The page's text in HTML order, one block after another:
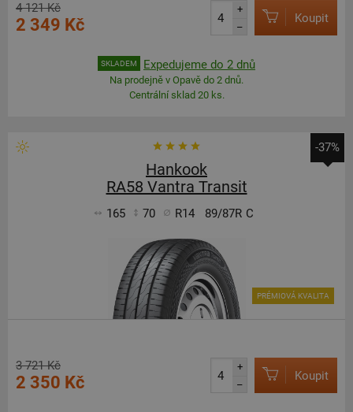
4 121 Kč
2 349 Kč
+
–
Koupit
SKLADEM Expedujeme do 2 dnů
Na prodejně v Opavě do 2 dnů.
Centrální sklad 20 ks.
-37%
Hankook
RA58 Vantra Transit
165 70 R14 89/87R C
PRÉMIOVÁ KVALITA
3 721 Kč
2 350 Kč
+
–
Koupit